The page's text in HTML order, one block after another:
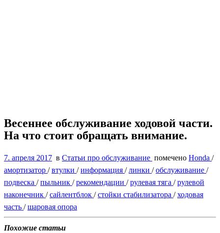
Весеннее обслуживание ходовой части.
На что стоит обращать внимание.
7. апреля 2017 в Статьи про обслуживание помечено Honda /
амортизатор /втулки /информация /линки /обслуживание /
подвеска /пыльник /рекомендации /рулевая тяга /рулевой
наконечник /сайлентблок /стойки стабилизатора /ходовая
часть /шаровая опора
Похожие статьи